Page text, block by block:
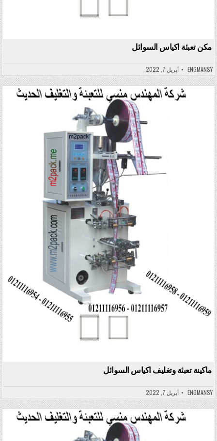
مكن تعبئة اكياس السوائل
ENGMANSY أبريل 7, 2022
ماكينة تعبئة وتغليف اكياس السوائل
ENGMANSY أبريل 7, 2022